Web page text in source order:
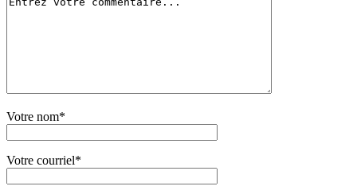
Votre nom*
Votre courriel*